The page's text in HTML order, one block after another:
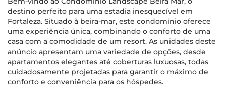
destino perfeito para uma estadia inesquecível em
Fortaleza. Situado à beira-mar, este condomínio oferece
uma experiência única, combinando o conforto de uma
casa com a comodidade de um resort. As unidades deste
anúncio apresentam uma variedade de opções, desde
apartamentos elegantes até coberturas luxuosas, todas
cuidadosamente projetadas para garantir o máximo de
conforto e conveniência para os hóspedes.